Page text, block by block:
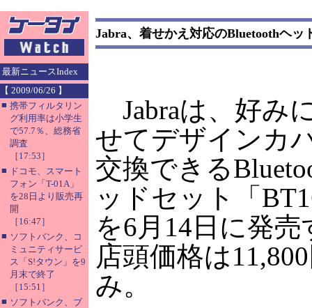
最新ニュースIndex
【 2009/06/26 】
■ 携帯フィルタリン
グ利用率は小学生
で57.7％、総務省
調査
［17:53］
■ ドコモ、スマート
フォン「T-01A」
を28日より販売再
開
［16:47］
■ ソフトバンク、コ
ミュニティサービ
ス「S!タウン」を9
月末で終了
［15:51］
■ ソフトバンク、ブ
Jabra、着せかえ対応のBluetoothヘッ
Jabraは、好み
せてデザインカ
交換できる
ッドセット「
を6月14日に発売
店頭価格は
み。